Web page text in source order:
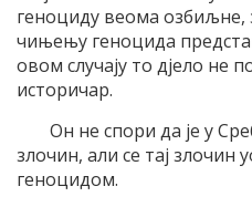
геноциду веома озбиљне,
чињењу геноцида
овом случају то дјело не
историчар.
Он не спори да је у
злочин, али се тај
геноцидом.